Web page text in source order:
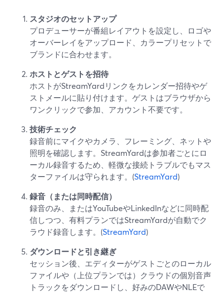
スタジオのセットアップ
プロデューサーが番組レイアウトを設定し、ロゴや
オーバーレイをアップロード、カラープリセットで
ブランドに合わせます。
ホストとゲストを招待
ホストがStreamYardリンクをカレンダー招待やゲ
ストメールに貼り付けます。ゲストはブラウザから
ワンクリックで参加、アカウント不要です。
技術チェック
録音前にマイクやカメラ、フレーミング、ネットや
照明を確認します。StreamYardは参加者ごとにロ
ーカル録音するため、軽微な接続トラブルでもマス
ターファイルは守られます。(StreamYard)
録音（または同時配信）
録音のみ、またはYouTubeやLinkedInなどに同時配
信しつつ、有料プランではStreamYardが自動でク
ラウド録音します。(StreamYard)
ダウンロードと引き継ぎ
セッション後、エディターがゲストごとのローカル
ファイルや（上位プランでは）クラウドの個別音声
トラックをダウンロードし、好みのDAWやNLEで